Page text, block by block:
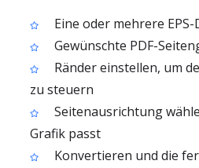
Eine oder mehrere
Gewünschte PDF-
Ränder einstellen, um
zu steuern
Seiten­ausrichtung
Grafik passt
Konvertieren und die